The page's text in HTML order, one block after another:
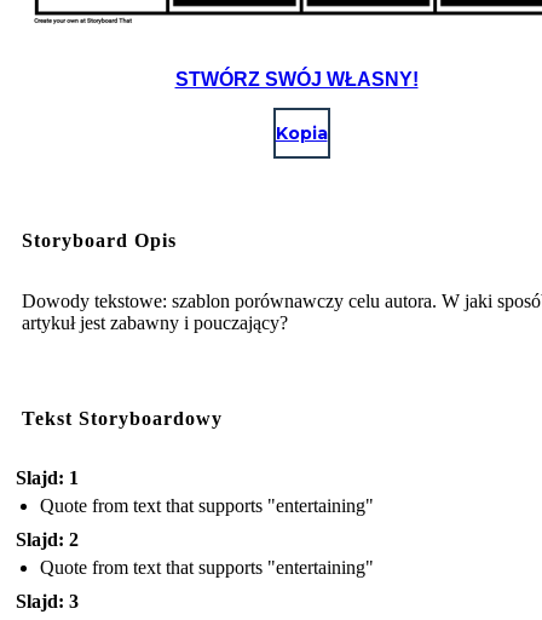
STWÓRZ SWÓJ WŁASNY!
Kopia
Storyboard Opis
Dowody tekstowe: szablon porównawczy celu autora. W jaki
artykuł jest zabawny i pouczający?
Tekst Storyboardowy
Slajd: 1
Quote from text that supports "entertaining"
Slajd: 2
Quote from text that supports "entertaining"
Slajd: 3